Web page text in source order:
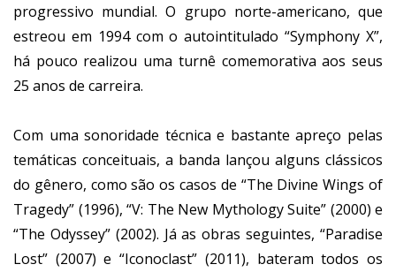
progressivo mundial. O grupo norte-americano, que
estreou em 1994 com o autointitulado “Symphony X”,
há pouco realizou uma turnê comemorativa aos seus
25 anos de carreira.
Com uma sonoridade técnica e bastante apreço pelas
temáticas conceituais, a banda lançou alguns clássicos
do gênero, como são os casos de “The Divine Wings of
Tragedy” (1996), “V: The New Mythology Suite” (2000) e
“The Odyssey” (2002). Já as obras seguintes, “Paradise
Lost” (2007) e “Iconoclast” (2011), bateram todos os